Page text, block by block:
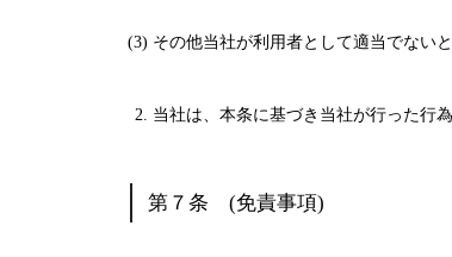
(3) その他当社が利用者として適当でない
当社は、本条に基づき当社が行った行
第７条 (免責事項)